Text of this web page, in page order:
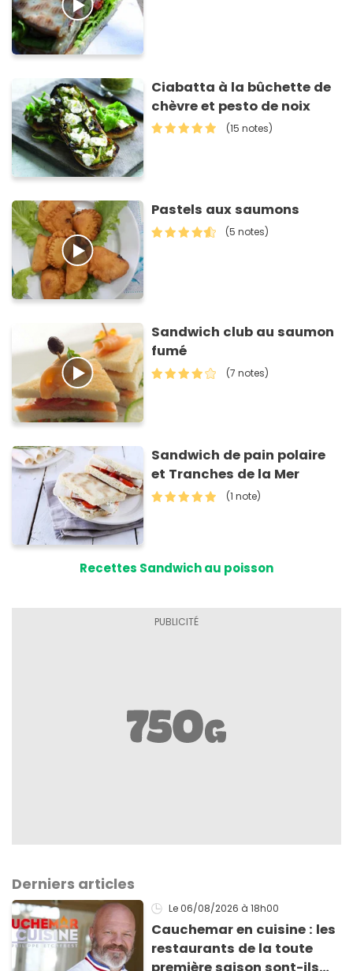
Ciabatta à la bûchette de
chèvre et pesto de noix
(15 notes)
Pastels aux saumons
(5 notes)
Sandwich club au saumon
fumé
(7 notes)
Sandwich de pain polaire
et Tranches de la Mer
(1 note)
Recettes Sandwich au poisson
Derniers articles
Le 06/08/2026 à 18h00
Cauchemar en cuisine : les
restaurants de la toute